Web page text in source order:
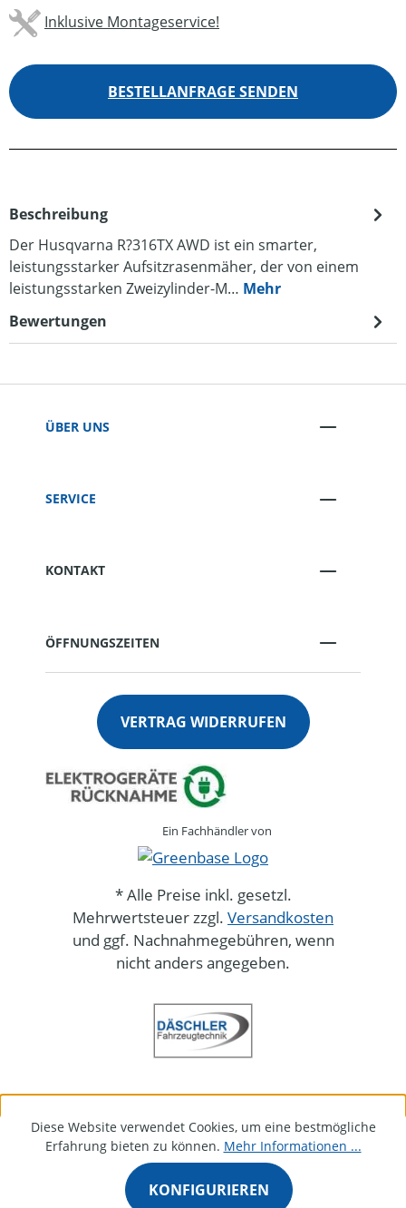
Inklusive Montageservice!
BESTELLANFRAGE SENDEN
Beschreibung
Der Husqvarna R?316TX AWD ist ein smarter,
leistungsstarker Aufsitzrasenmäher, der von einem
leistungsstarken Zweizylinder-M… Mehr
Bewertungen
ÜBER UNS
SERVICE
KONTAKT
ÖFFNUNGSZEITEN
VERTRAG WIDERRUFEN
Ein Fachhändler von
* Alle Preise inkl. gesetzl.
Mehrwertsteuer zzgl. Versandkosten
und ggf. Nachnahmegebühren, wenn
nicht anders angegeben.
Diese Website verwendet Cookies, um eine bestmögliche
Erfahrung bieten zu können. Mehr Informationen ...
KONFIGURIEREN